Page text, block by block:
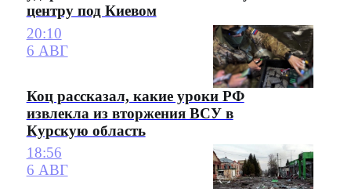
центру под Киевом
20:10
6 АВГ
Коц рассказал, какие уроки РФ
извлекла из вторжения ВСУ в
Курскую область
18:56
6 АВГ